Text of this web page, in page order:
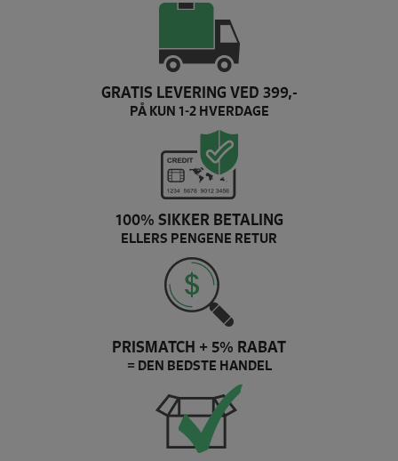
GRATIS LEVERING VED 399,-
PÅ KUN 1-2 HVERDAGE
100% SIKKER BETALING
ELLERS PENGENE RETUR
PRISMATCH + 5% RABAT
= DEN BEDSTE HANDEL